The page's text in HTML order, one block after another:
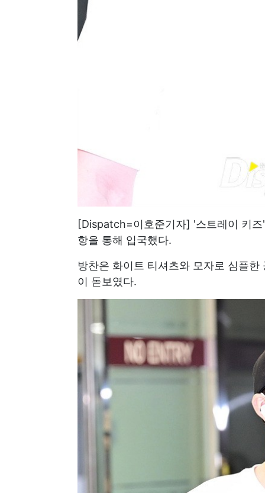
[Dispatch=이호준기자] '스트레이 키
항을 통해 입국했다.
방찬은 화이트 티셔츠와 모자로 심플
이 돋보였다.